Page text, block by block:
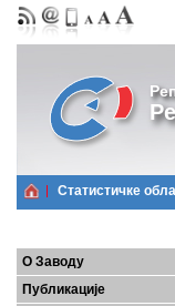
Статистичке
О Заводу
Публикације